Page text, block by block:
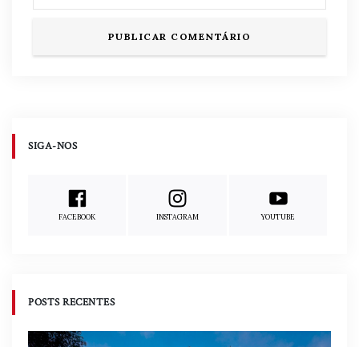
SIGA-NOS
FACEBOOK INSTAGRAM YOUTUBE
POSTS RECENTES